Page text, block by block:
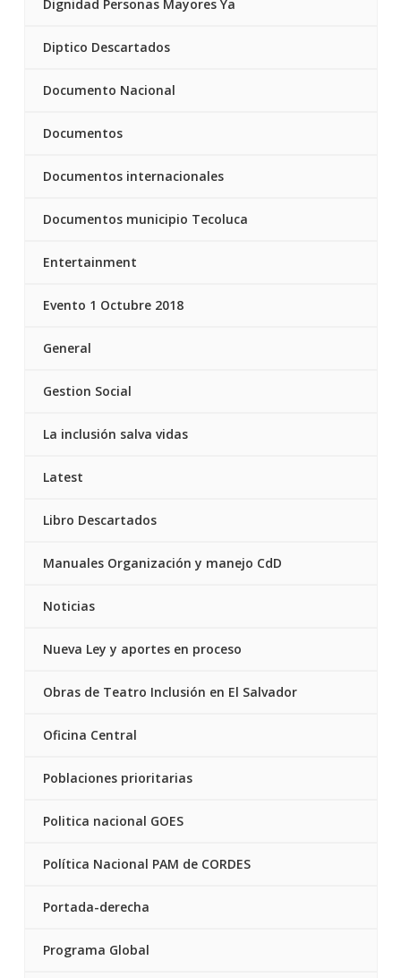
Dignidad Personas Mayores Ya
Diptico Descartados
Documento Nacional
Documentos
Documentos internacionales
Documentos municipio Tecoluca
Entertainment
Evento 1 Octubre 2018
General
Gestion Social
La inclusión salva vidas
Latest
Libro Descartados
Manuales Organización y manejo CdD
Noticias
Nueva Ley y aportes en proceso
Obras de Teatro Inclusión en El Salvador
Oficina Central
Poblaciones prioritarias
Politica nacional GOES
Política Nacional PAM de CORDES
Portada-derecha
Programa Global